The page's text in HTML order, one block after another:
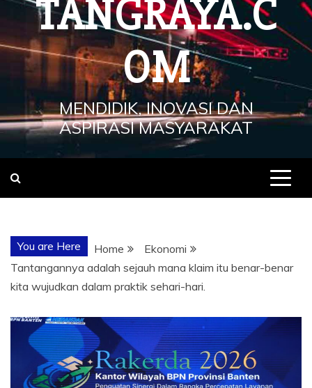
TANGRAYA.C
OM
MENDIDIK, INOVASI DAN
ASPIRASI MASYARAKAT
You are Here Home
Ekonomi
Tantangannya adalah sejauh mana klaim itu benar-benar
kita wujudkan dalam praktik sehari-hari.